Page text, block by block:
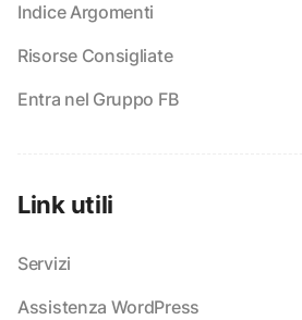
Indice Argomenti
Risorse Consigliate
Entra nel Gruppo FB
Link utili
Servizi
Assistenza WordPress